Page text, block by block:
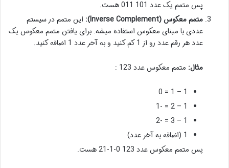
پس متمم یک عدد 101 011 هست.
متمم معکوس (Inverse Complement):
این متمم در سیستم
عددی با مبنای معکوس استفاده میشه. برای یافتن متمم معکوس یک
عدد هر رقم عدد رو از 1 کم کنید و به آخر عدد 1 اضافه کنید.
مثال: متمم معکوس عدد 123 :
1 – 1 = 0
1 – 2 = -1
1 – 3 = -2
1 (اضافه به آخر عدد)
پس متمم معکوس عدد 123 0-1-21 هست.